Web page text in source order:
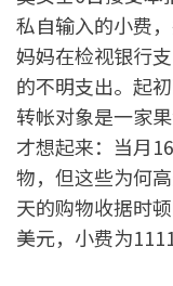
私自输入的小费
妈妈在检视银行
的不明支出。起
转帐对象是一家
才想起来：当月
物，但这些为何
天的购物收据时
美元，小费为